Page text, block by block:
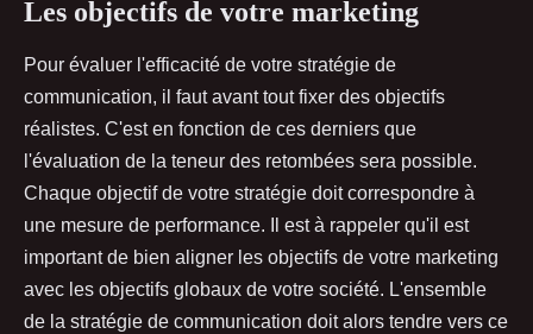
Les objectifs de votre marketing
Pour évaluer l'efficacité de votre stratégie de
communication, il faut avant tout fixer des objectifs
réalistes. C'est en fonction de ces derniers que
l'évaluation de la teneur des retombées sera possible.
Chaque objectif de votre stratégie doit correspondre à
une mesure de performance. Il est à rappeler qu'il est
important de bien aligner les objectifs de votre marketing
avec les objectifs globaux de votre société. L'ensemble
de la stratégie de communication doit alors tendre vers ce